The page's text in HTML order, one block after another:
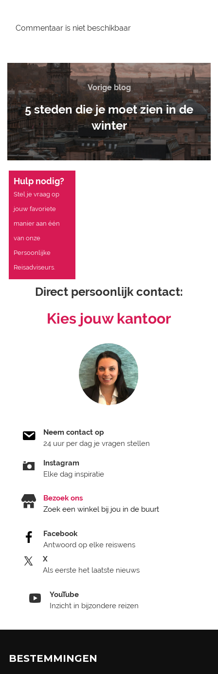
Commentaar is niet beschikbaar
Vorige blog
5 steden die je moet zien in de
winter
Hulp nodig?
Stel je vraag op
jouw favoriete
manier aan één
van onze
Persoonlijke
Reisadviseurs.
Direct persoonlijk contact:
Kies jouw kantoor
Neem contact op
24 uur per dag je vragen stellen
Instagram
Elke dag inspiratie
Bezoek ons
Zoek een winkel bij jou in de buurt
Facebook
Antwoord op elke reiswens
X
Als eerste het laatste nieuws
YouTube
Inzicht in bijzondere reizen
BESTEMMINGEN